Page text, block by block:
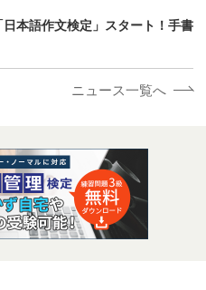
日本語作文検定」スタート！手書
ニュース一覧へ